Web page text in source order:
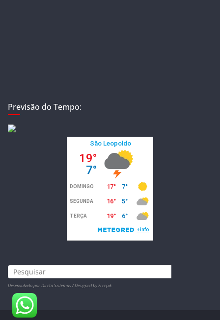
Previsão do Tempo:
Desenvolvido por Direta Sistemas /Designed by Freepik